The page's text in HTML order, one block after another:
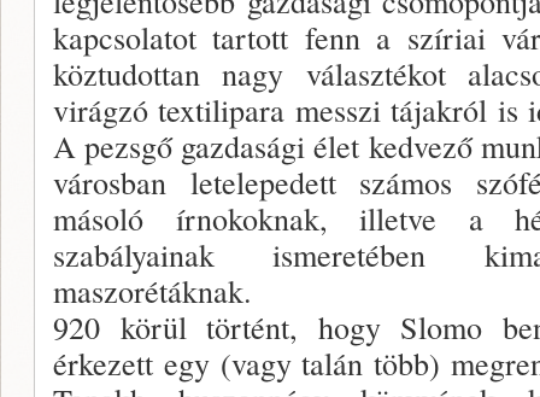
kapcsolatot tartott fenn a szíriai
köztudottan nagy választékot
virágzó textilipara messzi tájakról is
A pezsgő gazdasági élet kedvező
városban letelepedett számos
másoló írnokoknak, illetve a
szabályainak ismeretében
maszorétáknak.
920 körül történt, hogy Slomo
érkezett egy (vagy talán több)